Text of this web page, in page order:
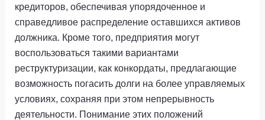
кредиторов, обеспечивая упорядоченное и
справедливое распределение оставшихся активов
должника. Кроме того, предприятия могут
воспользоваться такими вариантами
реструктуризации, как конкордаты, предлагающие
возможность погасить долги на более управляемых
условиях, сохраняя при этом непрерывность
деятельности. Понимание этих положений